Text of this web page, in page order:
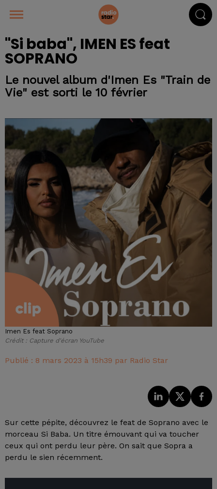
"Si baba", IMEN ES feat
SOPRANO
Le nouvel album d'Imen Es "Train de
Vie" est sorti le 10 février
Imen Es feat Soprano
Crédit : Capture d'écran YouTube
Publié : 8 mars 2023 à 15h39 par Radio Star
Sur cette pépite, découvrez le feat de Soprano avec le
morceau Si Baba. Un titre émouvant qui va toucher
ceux qui ont perdu leur père. On sait que Sopra a
perdu le sien récemment.